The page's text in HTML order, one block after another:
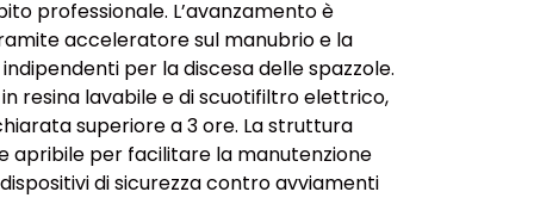
professionale. L’avanzamento è
acceleratore sul manubrio e la
per la discesa delle spazzole.
resina lavabile e di scuotifiltro elettrico,
superiore a 3 ore. La struttura
per facilitare la manutenzione
di sicurezza contro avviamenti